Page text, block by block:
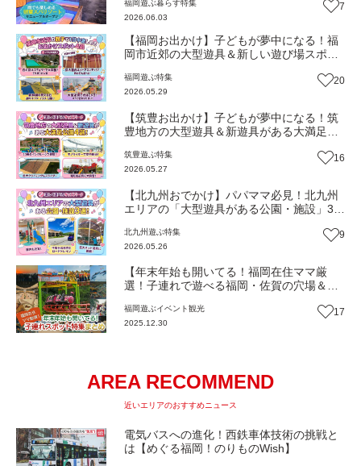
い体験【トレンド】
福岡遊ぶ暮らす特集
2026.06.03
7
【福岡お出かけ】子どもが夢中になる！福
岡市近郊の大型遊具＆新しい遊び場スポッ
福岡遊ぶ特集
2026.05.29
20
【筑豊お出かけ】子どもが夢中になる！筑
豊地方の大型遊具＆新遊具がある大満足公
筑豊遊ぶ特集
2026.05.27
16
【北九州おでかけ】パパママ必見！北九州
エリアの「大型遊具がある公園・施設」3
北九州遊ぶ特集
2026.05.26
9
【年末年始も開いてる！福岡在住ママ厳
選！子連れで遊べる福岡・佐賀の穴場＆定
福岡遊ぶイベント観光
2025.12.30
17
AREA RECOMMEND
近いエリアのおすすめニュース
電気バスへの進化！西鉄車体技術の挑戦と
は【めぐる福岡！のりものWish】